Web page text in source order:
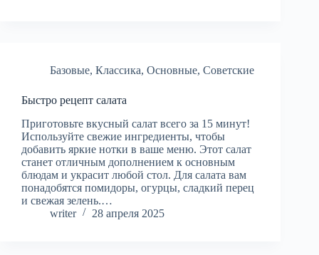
Базовые, Классика, Основные, Советские
Быстро рецепт салата
Приготовьте вкусный салат всего за 15 минут!
Используйте свежие ингредиенты, чтобы
добавить яркие нотки в ваше меню. Этот салат
станет отличным дополнением к основным
блюдам и украсит любой стол. Для салата вам
понадобятся помидоры, огурцы, сладкий перец
и свежая зелень.…
writer
28 апреля 2025